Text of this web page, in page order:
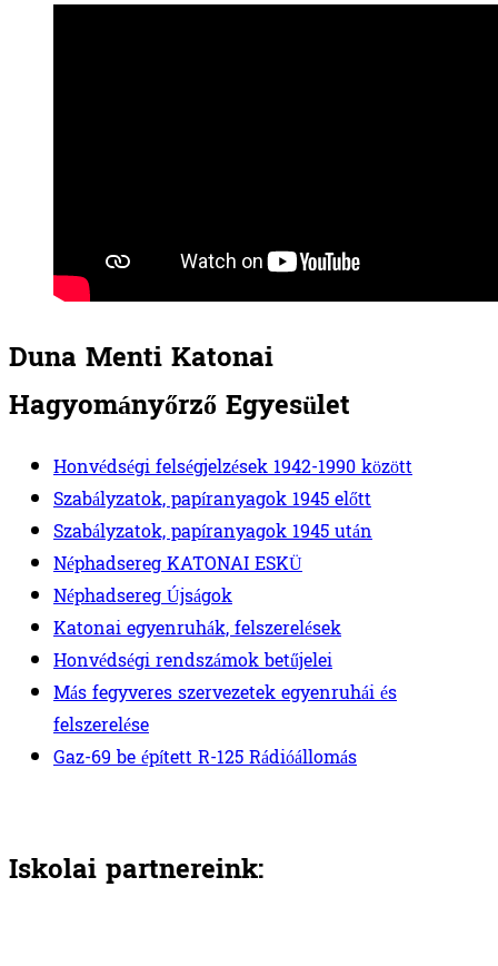
Duna Menti Katonai
Hagyományőrző Egyesület
Honvédségi felségjelzések 1942-1990 között
Szabályzatok, papíranyagok 1945 előtt
Szabályzatok, papíranyagok 1945 után
Néphadsereg KATONAI ESKÜ
Néphadsereg Újságok
Katonai egyenruhák, felszerelések
Honvédségi rendszámok betűjelei
Más fegyveres szervezetek egyenruhái és
felszerelése
Gaz-69 be épített R-125 Rádióállomás
Iskolai partnereink: